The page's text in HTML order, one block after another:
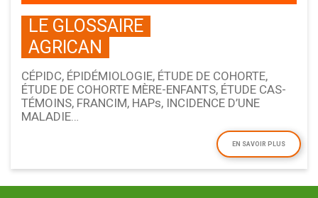
LE GLOSSAIRE
AGRICAN
CÉPIDC, ÉPIDÉMIOLOGIE, ÉTUDE DE COHORTE,
ÉTUDE DE COHORTE MÈRE-ENFANTS, ÉTUDE CAS-
TÉMOINS, FRANCIM, HAPs, INCIDENCE D’UNE
MALADIE…
EN SAVOIR PLUS